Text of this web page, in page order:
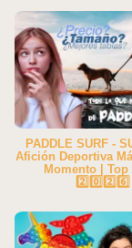
PADDLE SURF -
Afición Deportiva
Momento | Top
2️⃣0️⃣2️⃣6️⃣